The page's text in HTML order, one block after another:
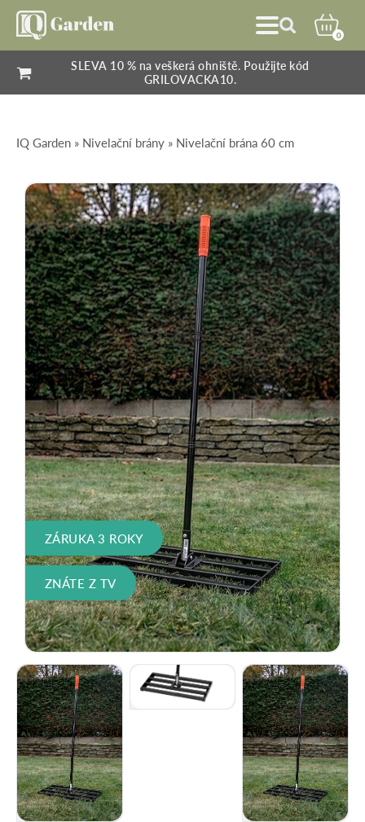
0
SLEVA 10 % na veškerá ohniště. Použijte kód
GRILOVACKA10.
IQ Garden » Nivelační brány » Nivelační brána 60 cm